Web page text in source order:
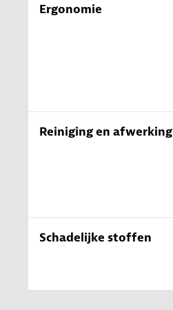
Ergonomie
Reiniging en afwerking
Schadelijke stoffen